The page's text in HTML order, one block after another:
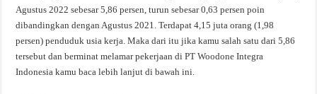
Agustus 2022 sebesar 5,86 persen, turun sebesar 0,63 persen poin
dibandingkan dengan Agustus 2021. Terdapat 4,15 juta orang (1,98
persen) penduduk usia kerja. Maka dari itu jika kamu salah satu dari 5,86
tersebut dan berminat melamar pekerjaan di PT Woodone Integra
Indonesia kamu baca lebih lanjut di bawah ini.